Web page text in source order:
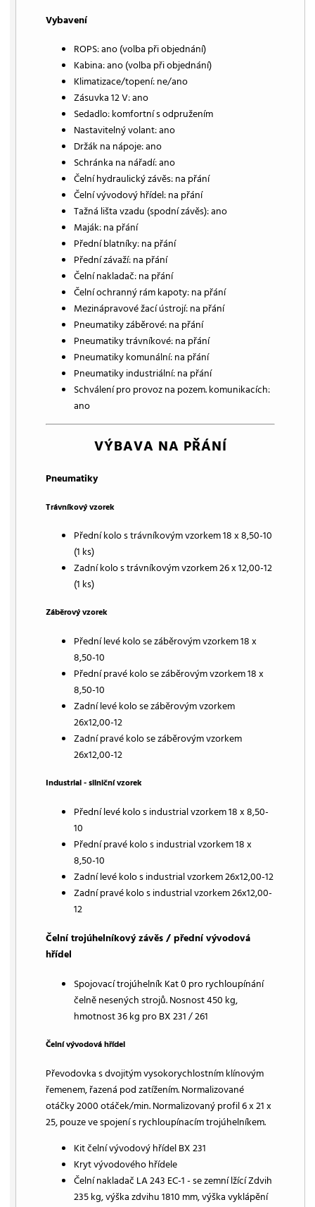
Vybavení
ROPS: ano (volba při objednání)
Kabina: ano (volba při objednání)
Klimatizace/topení: ne/ano
Zásuvka 12 V: ano
Sedadlo: komfortní s odpružením
Nastavitelný volant: ano
Držák na nápoje: ano
Schránka na nářadí: ano
Čelní hydraulický závěs: na přání
Čelní vývodový hřídel: na přání
Tažná lišta vzadu (spodní závěs): ano
Maják: na přání
Přední blatníky: na přání
Přední závaží: na přání
Čelní nakladač: na přání
Čelní ochranný rám kapoty: na přání
Mezinápravové žací ústrojí: na přání
Pneumatiky záběrové: na přání
Pneumatiky trávníkové: na přání
Pneumatiky komunální: na přání
Pneumatiky industriální: na přání
Schválení pro provoz na pozem. komunikacích:
ano
VÝBAVA NA PŘÁNÍ
Pneumatiky
Trávníkový vzorek
Přední kolo s trávníkovým vzorkem 18 x 8,50-10
(1 ks)
Zadní kolo s trávníkovým vzorkem 26 x 12,00-12
(1 ks)
Záběrový vzorek
Přední levé kolo se záběrovým vzorkem 18 x
8,50-10
Přední pravé kolo se záběrovým vzorkem 18 x
8,50-10
Zadní levé kolo se záběrovým vzorkem
26x12,00-12
Zadní pravé kolo se záběrovým vzorkem
26x12,00-12
Industrial - silniční vzorek
Přední levé kolo s industrial vzorkem 18 x 8,50-
10
Přední pravé kolo s industrial vzorkem 18 x
8,50-10
Zadní levé kolo s industrial vzorkem 26x12,00-12
Zadní pravé kolo s industrial vzorkem 26x12,00-
12
Čelní trojúhelníkový závěs / přední vývodová
hřídel
Spojovací trojúhelník Kat 0 pro rychloupínání
čelně nesených strojů. Nosnost 450 kg,
hmotnost 36 kg pro BX 231 / 261
Čelní vývodová hřídel
Převodovka s dvojitým vysokorychlostním klínovým
řemenem, řazená pod zatížením. Normalizované
otáčky 2000 otáček/min. Normalizovaný profil 6 x 21 x
25, pouze ve spojení s rychloupínacím trojúhelníkem.
Kit čelní vývodový hřídel BX 231
Kryt vývodového hřídele
Čelní nakladač LA 243 EC-1 - se zemní lžící Zdvih
235 kg, výška zdvihu 1810 mm, výška vyklápění